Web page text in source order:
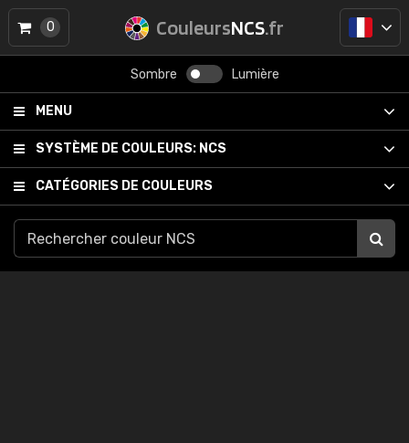
CouleursNCS.fr
Sombre Lumière
MENU
SYSTÈME DE COULEURS: NCS
CATÉGORIES DE COULEURS
0